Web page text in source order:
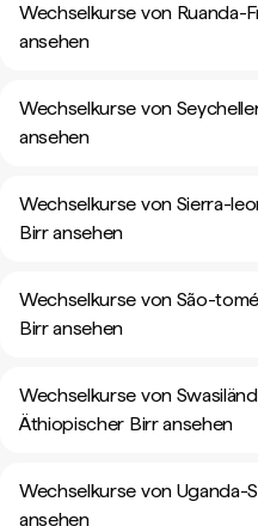
Wechselkurse von Ruanda-
ansehen
Wechselkurse von
ansehen
Wechselkurse von Sierra-
Birr ansehen
Wechselkurse von São-
Birr ansehen
Wechselkurse von
Äthiopischer Birr ansehen
Wechselkurse von Uganda-
ansehen